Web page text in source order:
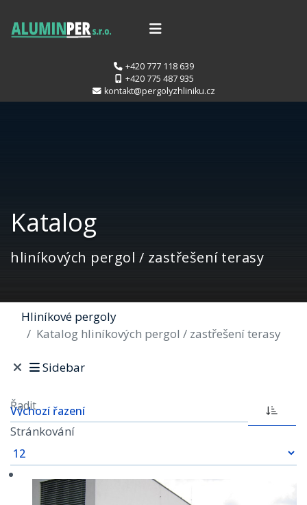
+420 777 118 639
+420 775 487 935
kontakt@pergolyzhliniku.cz
Katalog
hliníkových pergol / zastřešení terasy
Hliníkové pergoly
Katalog hliníkových pergol / zastřešení terasy
Sidebar
Řadit
Stránkování